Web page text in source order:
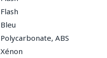
Flash
Bleu
Polycarbonate, ABS
Xénon